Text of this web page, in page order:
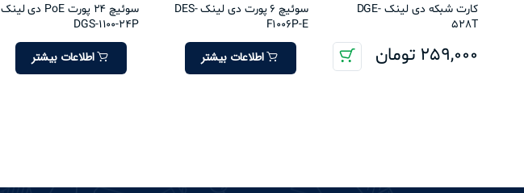
کارت شبکه دی لینک DGE-
528T
259,000 تومان
سوئیچ 6 پورت دی لینک DES-
F1006P-E
اطلاعات بیشتر
سوئیچ 24 پورت PoE دی لینک
DGS-1100-24P
اطلاعات بیشتر